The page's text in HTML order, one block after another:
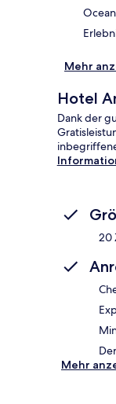
Mehr
Hotel
Dank der
20
Mehr